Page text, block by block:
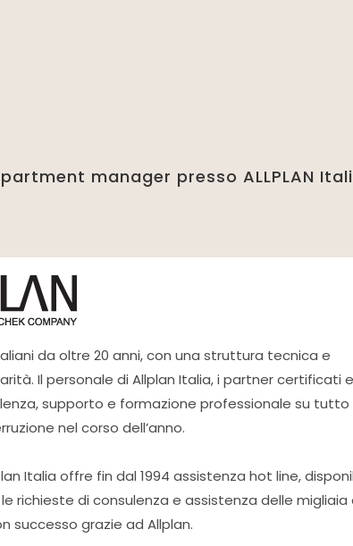
manager presso ALLPLAN
da oltre 20 anni, con una struttura tecnica e
Il personale di Allplan Italia, i partner certificati
supporto e formazione professionale su tutto
nel corso dell’anno.
Italia offre fin dal 1994 assistenza hot line,
richieste di consulenza e assistenza delle migliaia
successo grazie ad Allplan.